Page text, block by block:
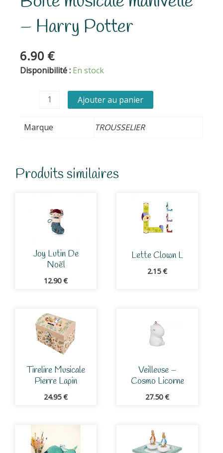
– Harry Potter
6.90 €
Disponibilité : En stock
quantité
Ajouter au panier
Marque TROUSSELIER
Produits similaires
Joy Lutin De
Noël
12.90€
Lette Clown L
2.15€
Tirelire Musicale
Pierre Lapin
24.95€
Veilleuse –
Cosmo Licorne
27.50€